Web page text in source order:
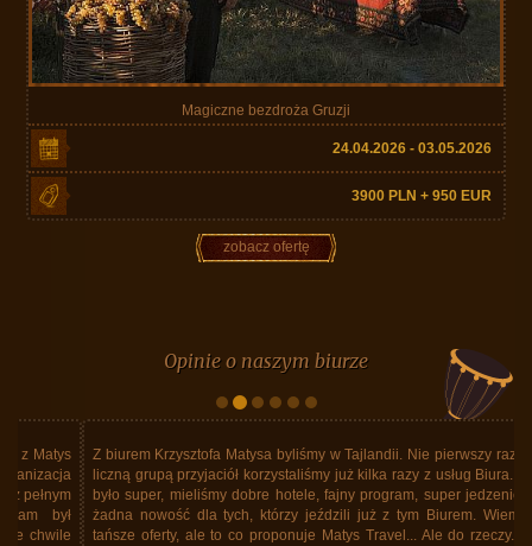
Magiczne bezdroża Gruzji
24.04.2026 - 03.05.2026
3900 PLN + 950 EUR
zobacz ofertę
Opinie o naszym biurze
Z biurem Krzysztofa Matysa byliśmy w Tajlandii. Nie pierwszy raz. Z dość
liczną grupą przyjaciół korzystaliśmy już kilka razy z usług Biura. Zawsze
było super, mieliśmy dobre hotele, fajny program, super jedzenie. Ale to
żadna nowość dla tych, którzy jeździli już z tym Biurem. Wiem, że są
tańsze oferty, ale to co proponuje Matys Travel... Ale do rzeczy. Donald